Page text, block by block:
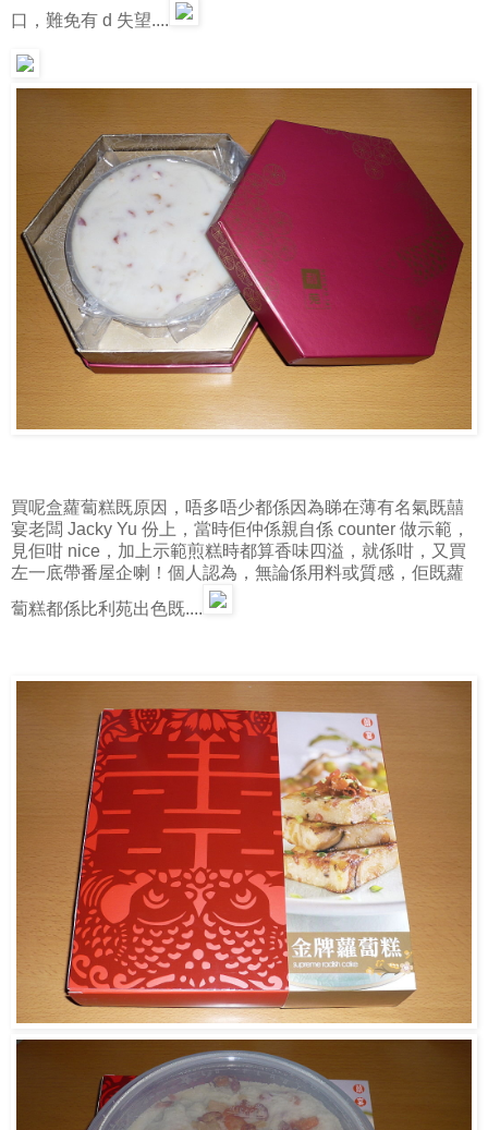
口，難免有 d 失望....
買呢盒蘿蔔糕既原因，唔多唔少都係因為睇在薄有名氣既囍
宴老闆 Jacky Yu 份上，當時佢仲係親自係 counter 做示範，
見佢咁 nice，加上示範煎糕時都算香味四溢，就係咁，又買
左一底帶番屋企喇！個人認為，無論係用料或質感，佢既蘿
蔔糕都係比利苑出色既....